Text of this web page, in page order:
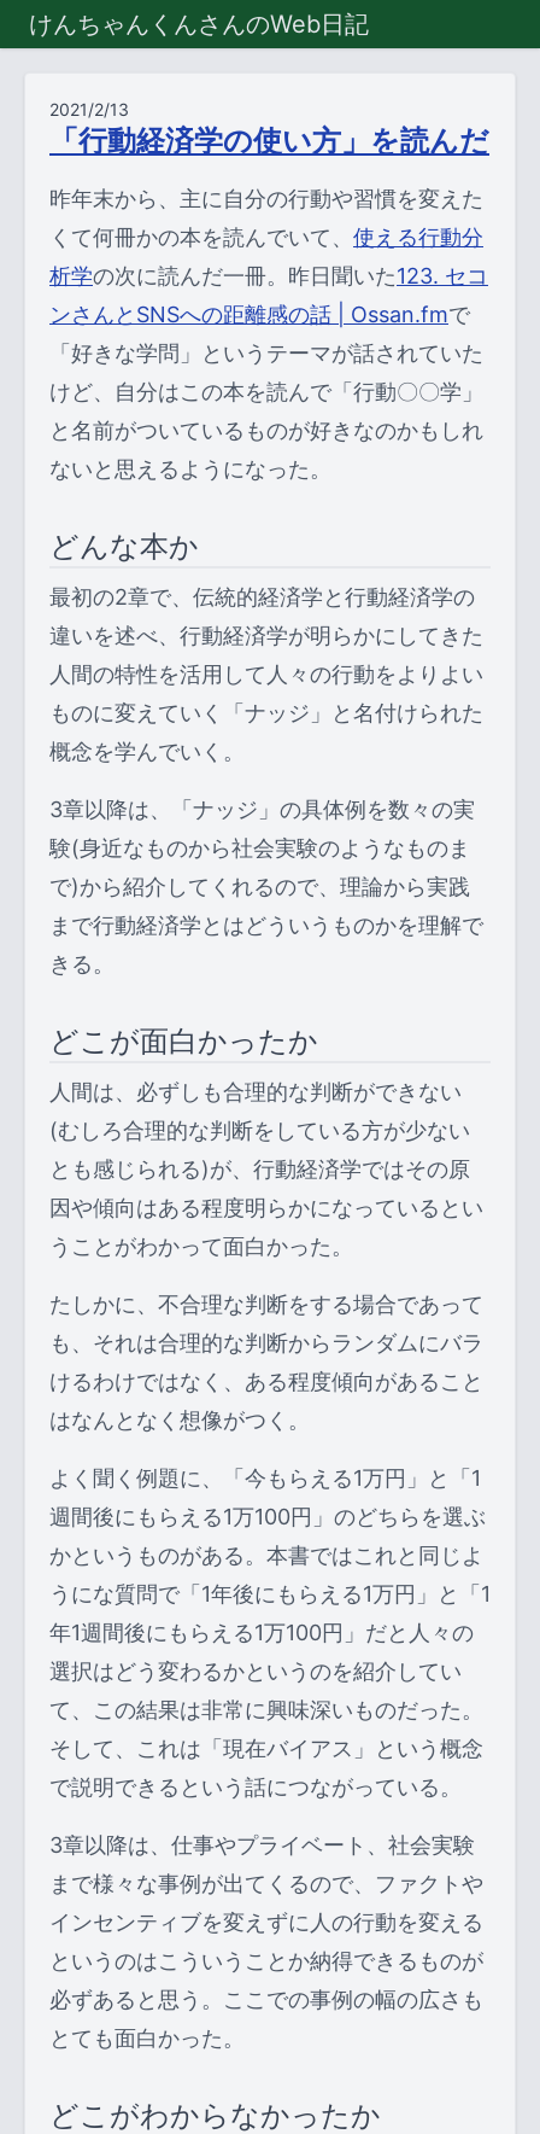
けんちゃんくんさんのWeb日記
2021/2/13
「行動経済学の使い方」を読んだ
昨年末から、主に自分の行動や習慣を変えた
くて何冊かの本を読んでいて、 使える行動分
析学の次に読んだ一冊。昨日聞いた123. セコ
ンさんとSNSへの距離感の話 | Ossan.fmで
「好きな学問」というテーマが話されていた
けど、自分はこの本を読んで「行動〇〇学」
と名前がついているものが好きなのかもしれ
ないと思えるようになった。
どんな本か
最初の2章で、伝統的経済学と行動経済学の
違いを述べ、行動経済学が明らかにしてきた
人間の特性を活用して人々の行動をよりよい
ものに変えていく「ナッジ」と名付けられた
概念を学んでいく。
3章以降は、「ナッジ」の具体例を数々の実
験(身近なものから社会実験のようなものま
で)から紹介してくれるので、理論から実践
まで行動経済学とはどういうものかを理解で
きる。
どこが面白かったか
人間は、必ずしも合理的な判断ができない
(むしろ合理的な判断をしている方が少ない
とも感じられる)が、行動経済学ではその原
因や傾向はある程度明らかになっているとい
うことがわかって面白かった。
たしかに、不合理な判断をする場合であって
も、それは合理的な判断からランダムにバラ
けるわけではなく、ある程度傾向があること
はなんとなく想像がつく。
よく聞く例題に、「今もらえる1万円」と「1
週間後にもらえる1万100円」のどちらを選ぶ
かというものがある。本書ではこれと同じよ
うにな質問で「1年後にもらえる1万円」と「1
年1週間後にもらえる1万100円」だと人々の
選択はどう変わるかというのを紹介してい
て、この結果は非常に興味深いものだった。
そして、これは「現在バイアス」という概念
で説明できるという話につながっている。
3章以降は、仕事やプライベート、社会実験
まで様々な事例が出てくるので、ファクトや
インセンティブを変えずに人の行動を変える
というのはこういうことか納得できるものが
必ずあると思う。ここでの事例の幅の広さも
とても面白かった。
どこがわからなかったか